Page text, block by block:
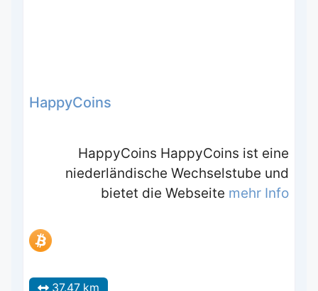
HappyCoins
HappyCoins HappyCoins ist eine
niederländische Wechselstube und
bietet die Webseite mehr Info
37.47 km